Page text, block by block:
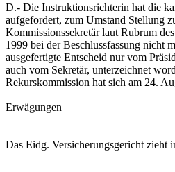
D.- Die Instruktionsrichterin hat die
aufgefordert, zum Umstand Stellung
Kommissionssekretär laut Rubrum
1999 bei der Beschlussfassung nicht
ausgefertigte Entscheid nur vom
auch vom Sekretär, unterzeichnet
Rekurskommission hat sich am 24.
Erwägungen
Das Eidg. Versicherungsgericht zieht